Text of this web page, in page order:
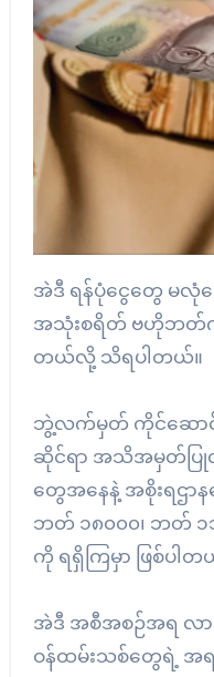
အဲဒီ ရန်ပုံငွေတွေ မလုံ
အသုံးစရိတ် ဗဟိုဘတ်ဂ
တယ်လို့ သိရပါတယ်။
ဘွဲ့လက်မှတ် ကိုင်ဆော
ဆိုင်ရာ အသိအမှတ်ပ
တွေအနေနဲ့ အစိုးရဌ
ဘတ် ၁၈၀၀၀၊ ဘတ်
ကို ရရှိကြမှာ ဖြစ်ပါတ
အဲဒီ အစီအစဉ်အရ လ
ဝန်ထမ်းသစ်တွေရဲ့ အ